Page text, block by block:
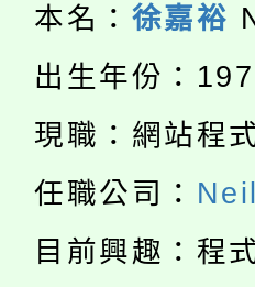
者。
份教師研
淨零綠生
會
115年食
程
「本色祭
場熱烈登
8/21下午
徵才活動
YOUNG
本名： 徐嘉裕
出生年份：
現職：網站程
任職公司：
目前興趣：程